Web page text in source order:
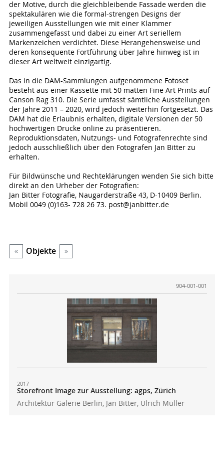
der Motive, durch die gleichbleibende Fassade werden die
spektakulären wie die formal-strengen Designs der
jeweiligen Ausstellungen wie mit einer Klammer
zusammengefasst und dabei zu einer Art seriellem
Markenzeichen verdichtet. Diese Herangehensweise und
deren konsequente Fortführung über Jahre hinweg ist in
dieser Art weltweit einzigartig.
Das in die DAM-Sammlungen aufgenommene Fotoset
besteht aus einer Kassette mit 50 matten Fine Art Prints auf
Canson Rag 310. Die Serie umfasst sämtliche Ausstellungen
der Jahre 2011 – 2020, wird jedoch weiterhin fortgesetzt. Das
DAM hat die Erlaubnis erhalten, digitale Versionen der 50
hochwertigen Drucke online zu präsentieren.
Reproduktionsdaten, Nutzungs- und Fotografenrechte sind
jedoch ausschließlich über den Fotografen Jan Bitter zu
erhalten.
Für Bildwünsche und Rechteklärungen wenden Sie sich bitte
direkt an den Urheber der Fotografien:
Jan Bitter Fotografie, Naugarderstraße 43, D-10409 Berlin.
Mobil 0049 (0)163- 728 26 73. post@janbitter.de
« Objekte »
904-001-001
2017
Storefront Image zur Ausstellung: agps, Zürich
Architektur Galerie Berlin, Jan Bitter, Ulrich Müller